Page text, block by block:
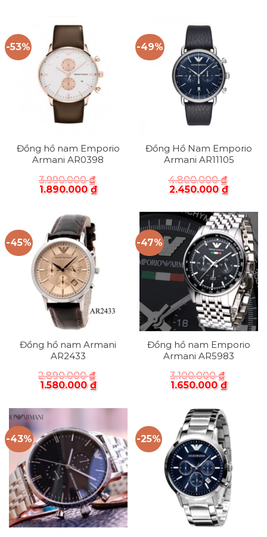
-53%
Đồng hồ nam Emporio
Armani AR0398
3.990.000₫
1.890.000₫
-49%
Đồng Hồ Nam Emporio
Armani AR11105
4.800.000₫
2.450.000₫
-45%
Đồng hồ nam Armani
AR2433
2.890.000₫
1.580.000₫
-47%
Đồng hồ nam Emporio
Armani AR5983
3.100.000₫
1.650.000₫
-43% -25%